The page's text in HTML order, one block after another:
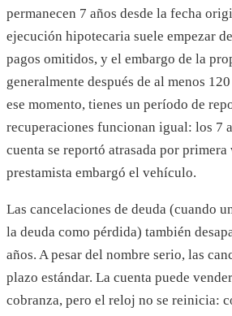
permanecen 7 años desde la fecha
ejecución hipotecaria suele empezar
pagos omitidos, y el embargo de la
generalmente después de al menos
ese momento, tienes un período de
recuperaciones funcionan igual: los 7
cuenta se reportó atrasada por
prestamista embargó el vehículo.
Las cancelaciones de deuda (cuando
la deuda como pérdida) también
años. A pesar del nombre serio, las
plazo estándar. La cuenta puede
cobranza, pero el reloj no se reinicia: